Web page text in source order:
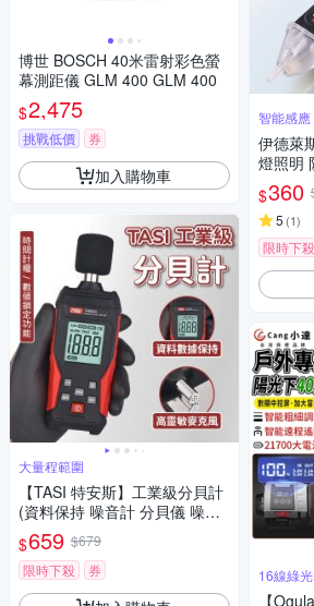
博世 BOSCH 40米雷射彩色螢
幕測距儀 GLM 400 GLM 400
$2,475
挑戰低價 券
加入購物車
大量程範圍
【TASI 特安斯】工業級分貝計
(資料保持 噪音計 分貝儀 噪音
測量器 分貝測試 音量測試 環境
音量計 工業級)
$659 $679
限時下殺
券
智能感
伊德萊
燈照明
流檢
電器)
$360
5 (1)
限時下殺
16線綠
【